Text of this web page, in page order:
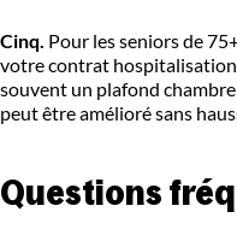
Cinq. Pour les seniors de
votre contrat
souvent un plafond
peut être amélioré sans
Questions